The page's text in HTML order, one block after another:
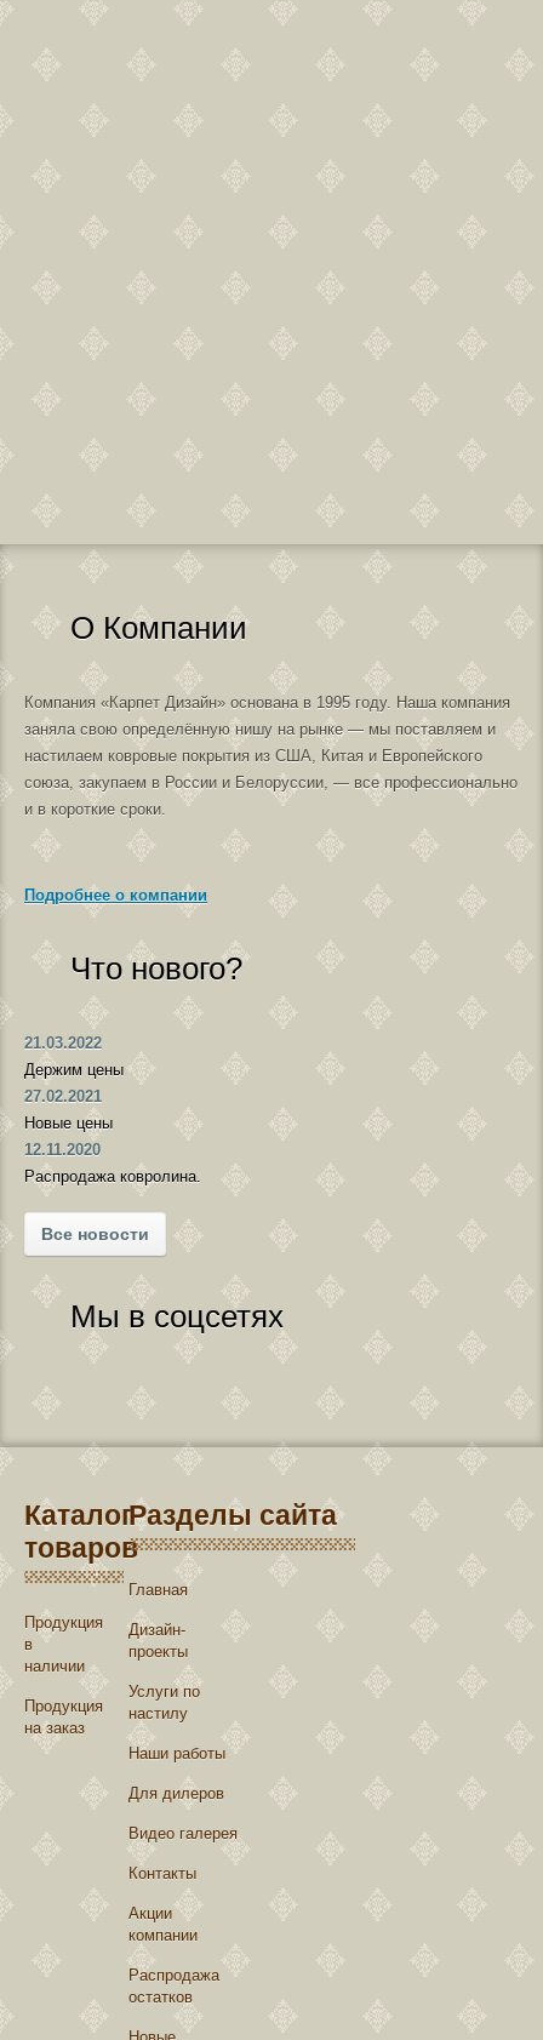
О Компании
Компания «Карпет Дизайн» основана в 1995 году. Наша компания
заняла свою определённую нишу на рынке — мы поставляем и
настилаем ковровые покрытия из США, Китая и Европейского
союза, закупаем в России и Белоруссии, — все профессионально
и в короткие сроки.
Подробнее о компании
Что нового?
21.03.2022
Держим цены
27.02.2021
Новые цены
12.11.2020
Распродажа ковролина.
Все новости
Мы в соцсетях
Каталог
товаров
Продукция
в
наличии
Продукция
на заказ
Разделы сайта
Главная
Дизайн-
проекты
Услуги по
настилу
Наши работы
Для дилеров
Видео галерея
Контакты
Акции
компании
Распродажа
остатков